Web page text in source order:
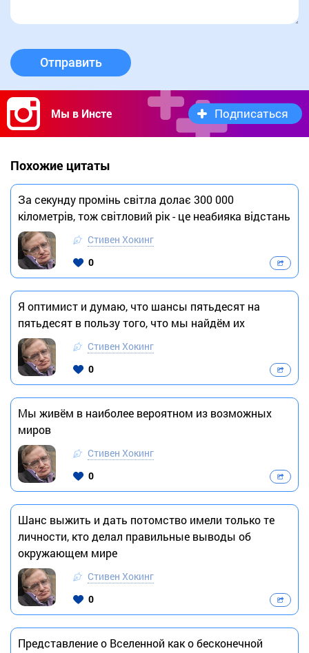
Отправить
Мы в Инсте Подписаться
Похожие цитаты
За секунду промінь світла долає 300 000
кілометрів, тож світловий рік - це неабияка відстань
Стивен Хокинг
0
Я оптимист и думаю, что шансы пятьдесят на
пятьдесят в пользу того, что мы найдём их
Стивен Хокинг
0
Мы живём в наиболее вероятном из возможных
миров
Стивен Хокинг
0
Шанс выжить и дать потомство имели только те
личности, кто делал правильные выводы об
окружающем мире
Стивен Хокинг
0
Представление о Вселенной как о бесконечной